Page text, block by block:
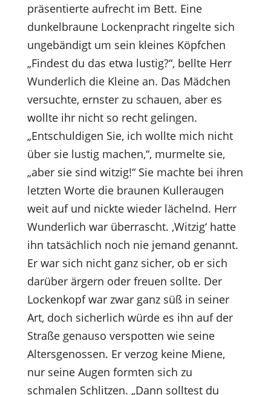
präsentierte aufrecht im Bett. Eine
dunkelbraune Lockenpracht ringelte sich
ungebändigt um sein kleines Köpfchen
„Findest du das etwa lustig?“, bellte Herr
Wunderlich die Kleine an. Das Mädchen
versuchte, ernster zu schauen, aber es
wollte ihr nicht so recht gelingen.
„Entschuldigen Sie, ich wollte mich nicht
über sie lustig machen,“, murmelte sie,
„aber sie sind witzig!“ Sie machte bei ihren
letzten Worte die braunen Kulleraugen
weit auf und nickte wieder lächelnd. Herr
Wunderlich war überrascht. ‚Witzig‘ hatte
ihn tatsächlich noch nie jemand genannt.
Er war sich nicht ganz sicher, ob er sich
darüber ärgern oder freuen sollte. Der
Lockenkopf war zwar ganz süß in seiner
Art, doch sicherlich würde es ihn auf der
Straße genauso verspotten wie seine
Altersgenossen. Er verzog keine Miene,
nur seine Augen formten sich zu
schmalen Schlitzen. „Dann solltest du